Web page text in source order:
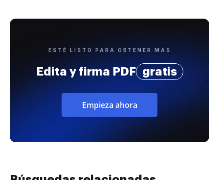
ESTÉ LISTO PARA OBTENER MÁS
Edita y firma PDF gratis
Empieza ahora